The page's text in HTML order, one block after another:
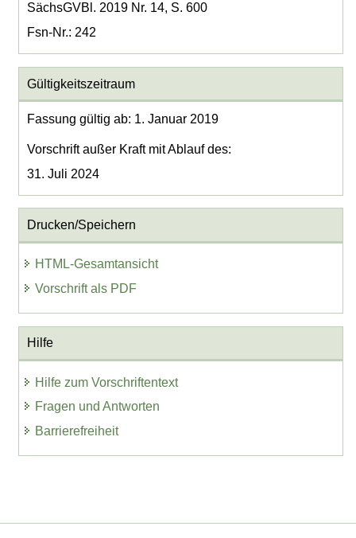
SächsGVBl. 2019 Nr. 14, S. 600
Fsn-Nr.: 242
Gültigkeitszeitraum
Fassung gültig ab: 1. Januar 2019
Vorschrift außer Kraft mit Ablauf des:
31. Juli 2024
Drucken/Speichern
HTML-Gesamtansicht
Vorschrift als PDF
Hilfe
Hilfe zum Vorschriftentext
Fragen und Antworten
Barrierefreiheit